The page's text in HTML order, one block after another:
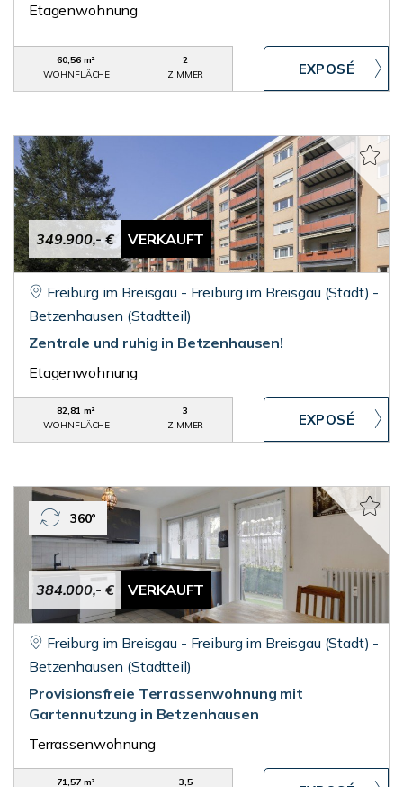
Etagenwohnung
60,56 m²
WOHNFLÄCHE
2
ZIMMER
349.900,- € VERKAUFT
Freiburg im Breisgau - Freiburg im Breisgau (Stadt) -
Betzenhausen (Stadtteil)
Zentrale und ruhig in Betzenhausen!
Etagenwohnung
82,81 m²
WOHNFLÄCHE
3
ZIMMER
384.000,- € VERKAUFT
360°
Freiburg im Breisgau - Freiburg im Breisgau (Stadt) -
Betzenhausen (Stadtteil)
Provisionsfreie Terrassenwohnung mit
Gartennutzung in Betzenhausen
Terrassenwohnung
71,57 m²
3,5